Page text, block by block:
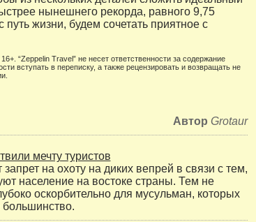
нынешнего рекорда, равного 9,75
путь жизни, будем сочетать приятное с
“Zeppelin Travel” не несет ответственности за содержание
вступать в переписку, а также рецензировать и возвращать не
Автор Grotaur
мечту туристов
на охоту на диких вепрей в связи с тем,
население на востоке страны. Тем не
оскорбительно для мусульман, которых